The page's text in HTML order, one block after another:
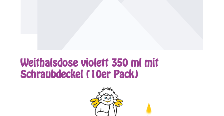
Weithalsdose violett 350 ml mit
Schraubdeckel (10er Pack)